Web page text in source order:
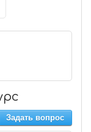
Задать вопрос